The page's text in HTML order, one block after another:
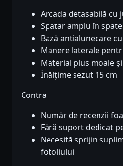
Arcada detasabilă cu
Spatar amplu în spate
Bază antialunecare
Manere laterale
Material plus moale
Înălțime sezut 15 cm
Contra
Număr de recenzii
Fără suport dedicat
Necesită sprijin
fotoliului